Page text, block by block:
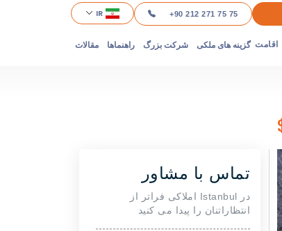
+90 212 271 75 75
IR
اقامت گزینه های ملکی شرکت بزرگ راهنماها مقالات
تماس با مشاور
در Istanbul املاکی فراتر از
انتظاراتنان را پیدا می کنید